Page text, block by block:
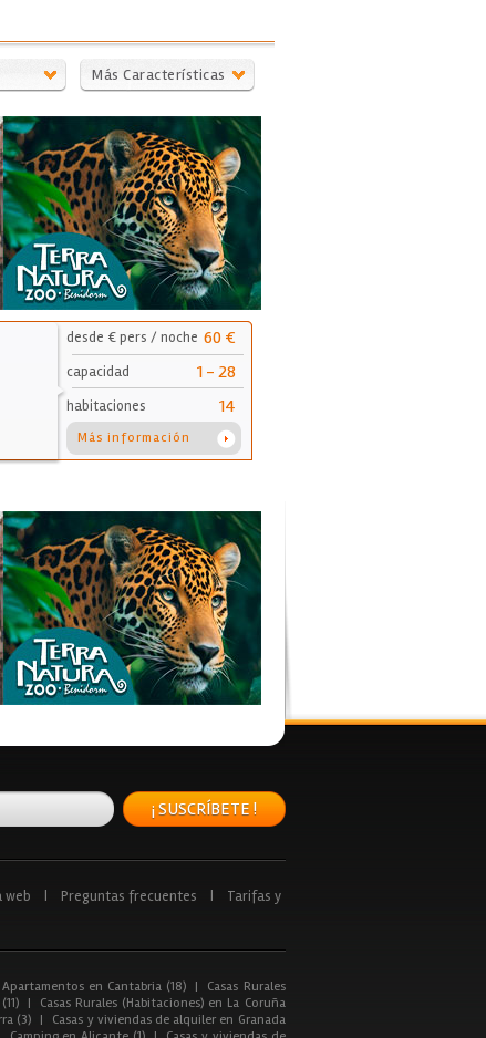
Más Características
desde € pers / noche 60 €
capacidad 1 - 28
habitaciones 14
Más información
¡ SUSCRÍBETE !
web Preguntas frecuentes
Tarifas y
Apartamentos en Cantabria (18) |
Casas Rurales
|
Casas Rurales (Habitaciones) en La Coruña
(3) |
Casas y viviendas de alquiler en Granada